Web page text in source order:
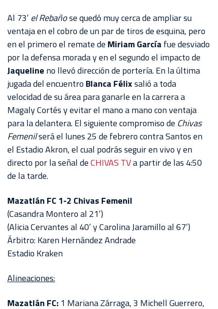
Al 73’ el Rebañose quedó muy cerca de ampliar su
ventaja en el cobro de un par de tiros de esquina, pero
en el primero el remate de Miriam García fue desviado
por la defensa morada y en el segundo el impacto de
Jaqueline no llevó dirección de portería. En la última
jugada del encuentro Blanca Félixsalió a toda
velocidad de su área para ganarle en la carrera a
Magaly Cortés y evitar el mano a mano con ventaja
para la delantera. El siguiente compromiso de Chivas
Femenilserá el lunes 25 de febrero contra Santos en
el Estadio Akron, el cual podrás seguir en vivo y en
directo por la señal deCHIVAS TVa partir de las 4:50
de la tarde.
Mazatlán FC 1-2 Chivas Femenil
(Casandra Montero al 21’)
(Alicia Cervantes al 40’ y Carolina Jaramillo al 67’)
Árbitro: Karen Hernández Andrade
Estadio Kraken
Alineaciones:
Mazatlán FC: 1 Mariana Zárraga, 3 Michell Guerrero,